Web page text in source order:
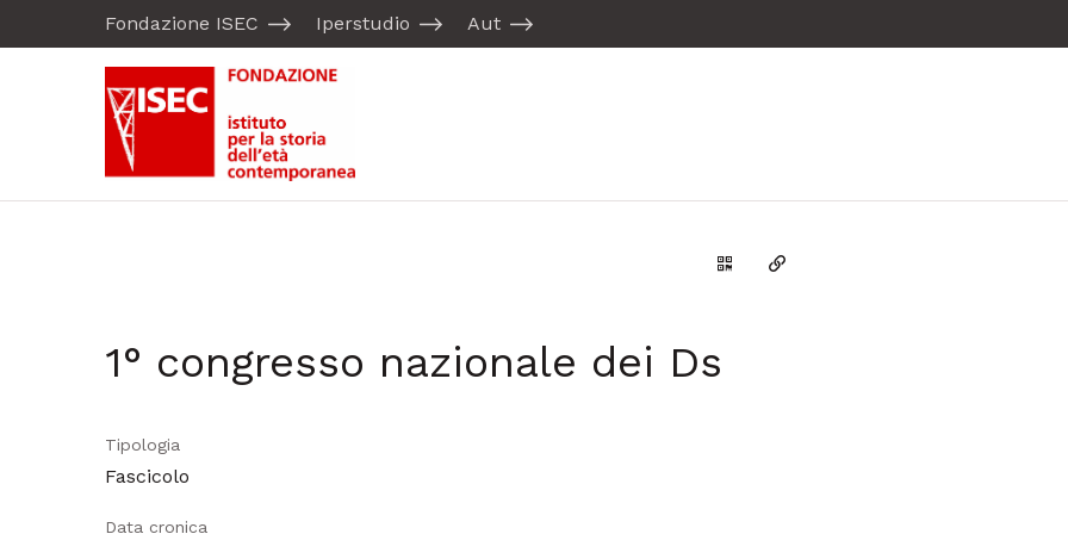
Fondazione ISEC Iperstudio Aut
Genera il QR Code della scheda
Copia il permalink
1° congresso nazionale dei Ds
Tipologia
Fascicolo
Data cronica